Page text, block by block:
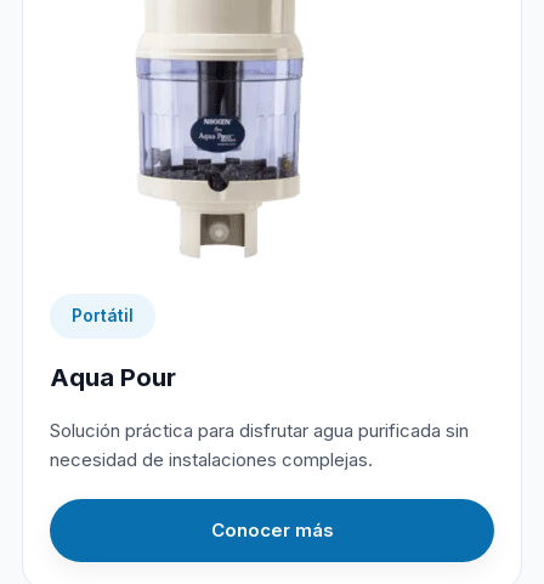
Portátil
Aqua Pour
Solución práctica para disfrutar agua purificada sin
necesidad de instalaciones complejas.
Conocer más